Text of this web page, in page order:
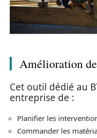
Amélioration
Cet outil dédié au
entreprise de :
Planifier les
Commander les